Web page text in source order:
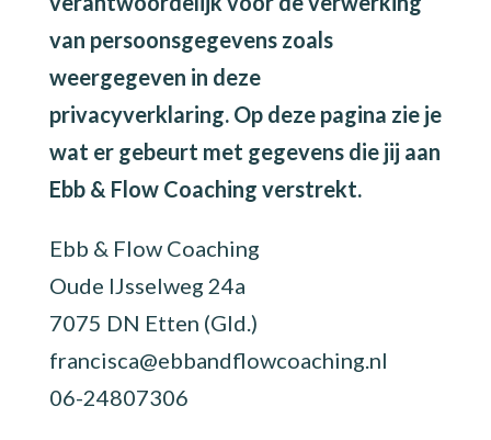
van persoonsgegevens zoals
weergegeven in deze
privacyverklaring. Op deze pagina zie je
wat er gebeurt met gegevens die jij aan
Ebb & Flow Coaching verstrekt.
Ebb & Flow Coaching
Oude IJsselweg 24a
7075 DN Etten (Gld.)
francisca@ebbandflowcoaching.nl
06-24807306